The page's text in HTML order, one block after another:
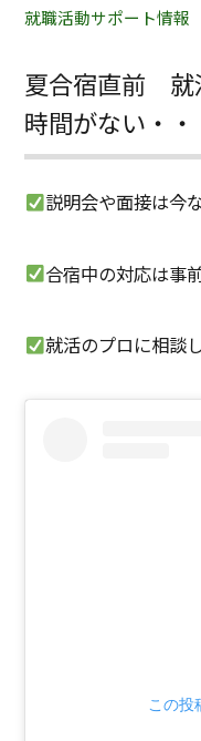
就職活動サポート情報
夏合宿直前 就
時間がない・・
説明会や面接は今
合宿中の対応は事
就活のプロに相談
この投